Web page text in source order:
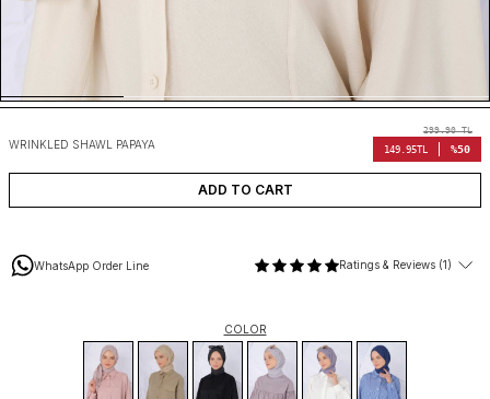
WRINKLED SHAWL PAPAYA
299.90TL
149.95TL %50
ADD TO CART
WhatsApp Order Line Ratings & Reviews (1)
COLOR